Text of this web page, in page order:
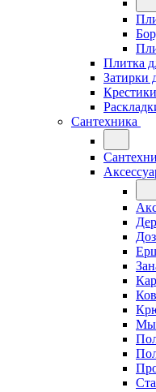
Плитка
Затирки
Сантехника